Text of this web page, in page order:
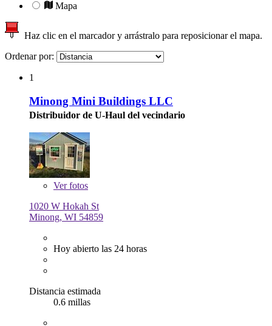
Mapa
Haz clic en el marcador y arrástralo para reposicionar el mapa.
Ordenar por:
1
Minong Mini Buildings LLC
Distribuidor de U-Haul del vecindario
Verfotos
1020 W Hokah St
Minong, WI 54859
Hoy abierto las 24 horas
Distancia estimada
0.6 millas